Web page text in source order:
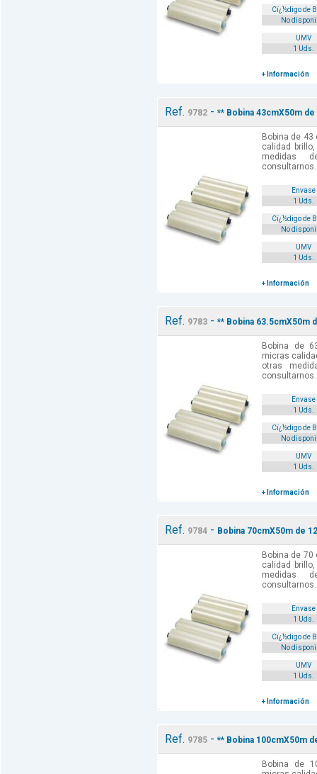
Cï¿½digo de
No
UMV
1 Uds.
+ Información
Ref. 9782 - ** Bobina 43cmX50m
Bobina de
calidad
medidas
consultarnos.
Envase
1 Uds.
Cï¿½digo de
No
UMV
1 Uds.
+ Información
Ref. 9783 - ** Bobina 63.5cmX50m
Bobina de
micras
otras
consultarnos.
Envase
1 Uds.
Cï¿½digo de
No
UMV
1 Uds.
+ Información
Ref. 9784 - Bobina 70cmX50m de
Bobina de
calidad
medidas
consultarnos.
Envase
1 Uds.
Cï¿½digo de
No
UMV
1 Uds.
+ Información
Ref. 9785 - ** Bobina 100cmX50m
Bobina de